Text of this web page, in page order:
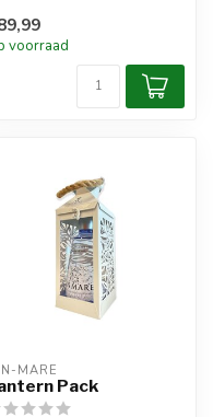
o...
voorraad
MARE
Pack